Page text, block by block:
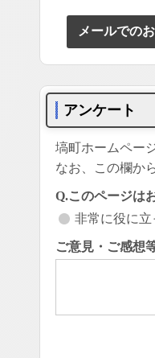
メールでの
アンケート
塙町ホームペー
なお、この欄か
Q.このページは
非常に役に立
ご意見・ご感想